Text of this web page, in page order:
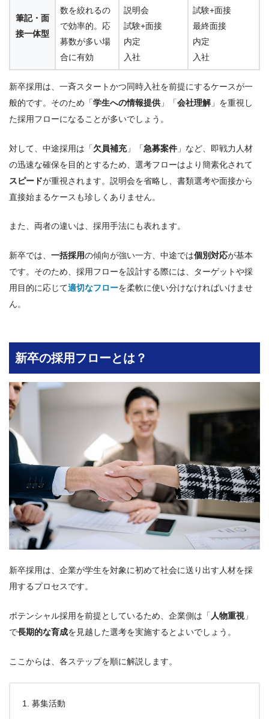
筆記・面
接一体型
数を絞れるの
で効率的。応
募数が多い場
合に有効
説明会
試験+面接
内定
入社
試験+面接
最終面接
内定
入社
新卒採用は、一斉スタートかつ同時入社を前提にするケースが一
般的です。そのため「学生への情報提供」「会社理解」を重視し
た採用フローになることが多いでしょう。
対して、中途採用は「欠員補充」「急募案件」など、即戦力人材
の迅速な確保を目的とするため、選考フローはより簡素化されて
スピードが重視されます。説明会を省略し、書類選考や面接から
直接始まるケースも珍しくありません。
また、両者の違いは、採用手法にも表れます。
新卒では、 一括採用の傾向が強い一方、中途では個別対応が基本
です。そのため、採用フローを設計する際には、ターゲットや採
用目的に応じて適切なフローを柔軟に使い分けなければいけませ
ん。
新卒の採用フローとは？
新卒採用は、企業が学生を対象に初めて社会に送り出す人材を採
用するプロセスです。
ポテンシャル採用を前提としているため、企業側は「 人物重視 」
で長期的な育成を見越した選考を実施するとよいでしょう。
ここからは、各ステップを順に解説します。
募集活動